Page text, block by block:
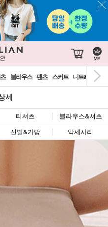
0
블라우스 팬츠 스커트 니트&가디건
세
티셔츠 블라우스&셔츠
신발&가방 악세사리